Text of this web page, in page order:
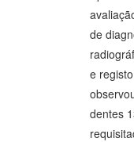
de
e
dentes